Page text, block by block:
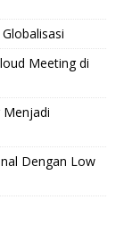
Meeting di
Dengan Low